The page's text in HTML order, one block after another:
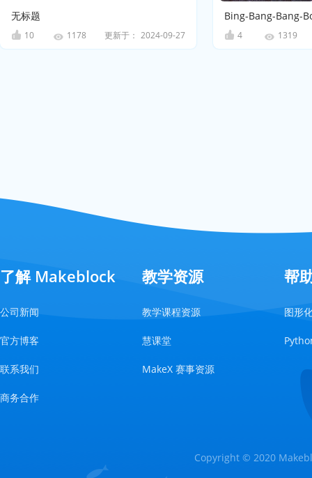
无标题
10 1178 更新于： 2024-09-27
Bing-Bang-Bang-
4 1319
了解 Makeblock
公司新闻
官方博客
联系我们
商务合作
教学资源
教学课程资源
慧课堂
MakeX 赛事资源
帮
图形
Copyright © 2020